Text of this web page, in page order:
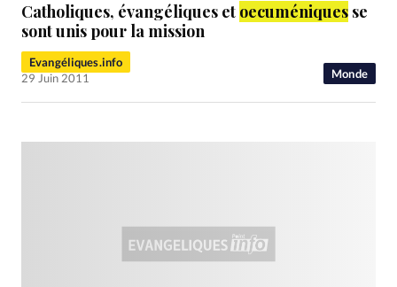
Monde
Catholiques, évangéliques et oecuméniques se
sont unis pour la mission
Evangéliques.info
29 Juin 2011